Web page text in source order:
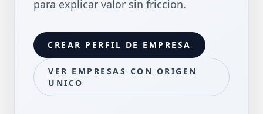
para explicar valor sin friccion.
CREAR PERFIL DE EMPRESA
VER EMPRESAS CON ORIGEN
UNICO